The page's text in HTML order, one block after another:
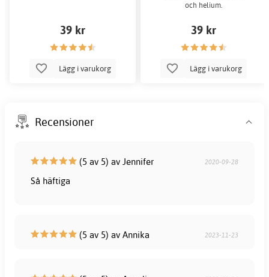
39 kr
Lägg i varukorg
och helium.
39 kr
Lägg i varukorg
Recensioner
(5 av 5) av Jennifer 2020-09-28
Så häftiga
(5 av 5) av Annika 2023-11-23